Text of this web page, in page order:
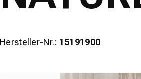
Hersteller-Nr.: 15191900